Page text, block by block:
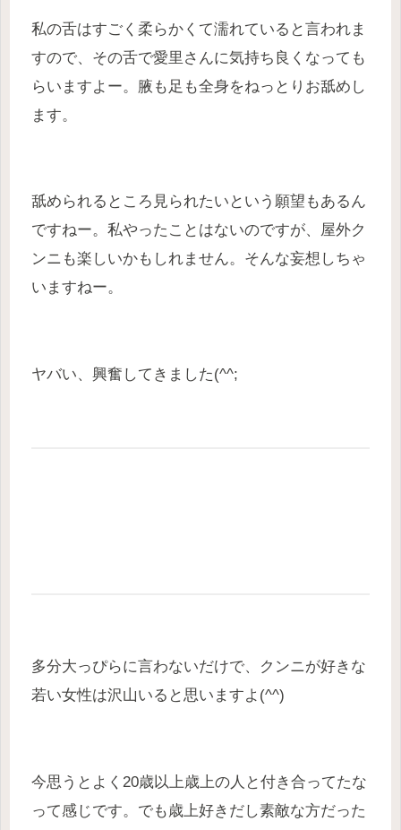
私の舌はすごく柔らかくて濡れていると言われま
すので、その舌で愛里さんに気持ち良くなっても
らいますよー。腋も足も全身をねっとりお舐めし
ます。
舐められるところ見られたいという願望もあるん
ですねー。私やったことはないのですが、屋外ク
ンニも楽しいかもしれません。そんな妄想しちゃ
いますねー。
ヤバい、興奮してきました(^^;
多分大っぴらに言わないだけで、クンニが好きな
若い女性は沢山いると思いますよ(^^)
今思うとよく20歳以上歳上の人と付き合ってたな
って感じです。でも歳上好きだし素敵な方だった